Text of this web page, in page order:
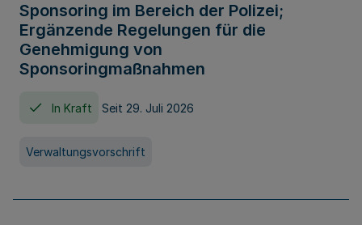
Sponsoring im Bereich der Polizei;
Ergänzende Regelungen für die
Genehmigung von
Sponsoringmaßnahmen
In Kraft Seit 29. Juli 2026
Verwaltungsvorschrift